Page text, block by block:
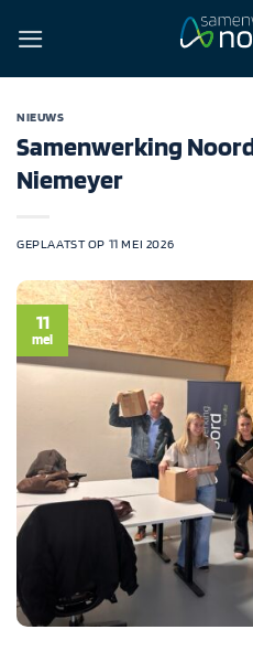
naar
NIEUWS
Samenwerking
Niemeyer
GEPLAATST OP 11 MEI 2026
11
mei